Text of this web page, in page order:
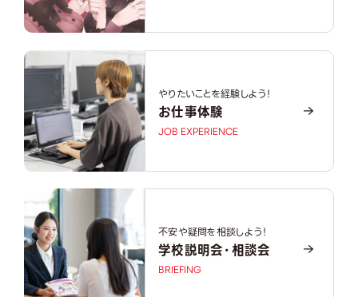
やりたいことを経験しよう！
お仕事体験
JOB EXPERIENCE
不安や疑問を相談しよう！
学校説明会・相談会
BRIEFING